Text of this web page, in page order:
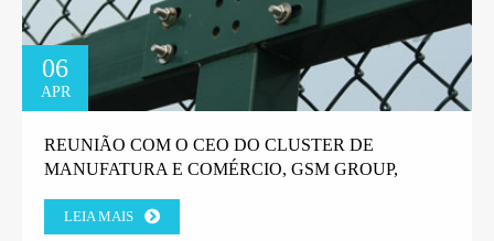
06
APR
REUNIÃO COM O CEO DO CLUSTER DE
MANUFATURA E COMÉRCIO, GSM GROUP,
LEIA MAIS